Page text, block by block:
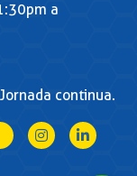
a
Jornada continua.